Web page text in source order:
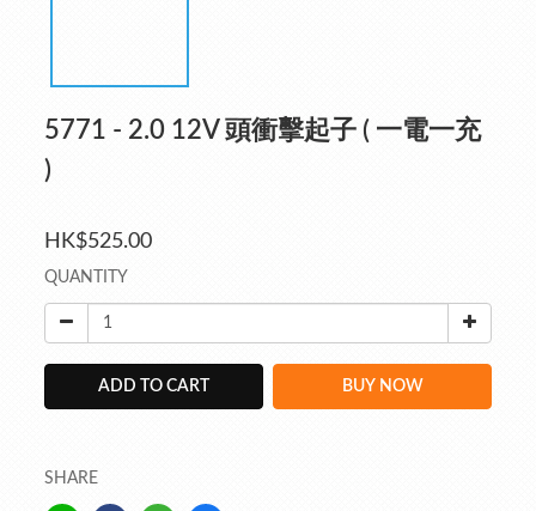
5771 - 2.0 12V 頭衝擊起子 ( 一電一充
)
HK$525.00
QUANTITY
ADD TO CART BUY NOW
SHARE